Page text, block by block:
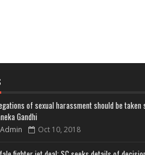
of sexual harassment should be taken
Gandhi
Admin Oct 10, 2018